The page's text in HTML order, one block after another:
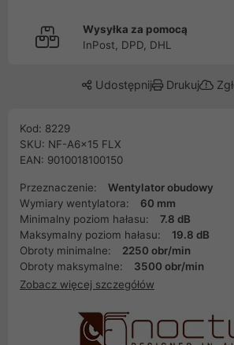
Wysyłka za pomocą
InPost, DPD, DHL
Udostępnij Drukuj
Kod: 8229
SKU: NF-A6x15 FLX
EAN: 9010018100150
Przeznaczenie:
Wentylator obudowy
Wymiary wentylatora:
60 mm
Minimalny poziom hałasu:
7.8 dB
Maksymalny poziom hałasu:
19.8 dB
Obroty minimalne:
2250 obr/min
Obroty maksymalne:
3500 obr/min
Zobacz więcej szczegółów